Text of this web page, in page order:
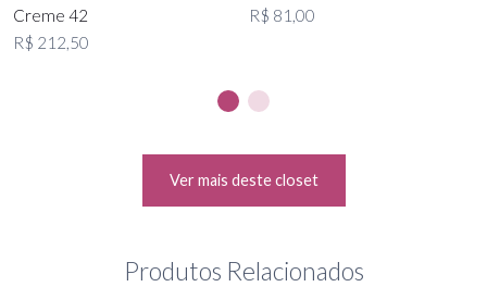
Creme 42
R$ 212,50
R$ 81,00
Ver mais deste closet
Produtos Relacionados